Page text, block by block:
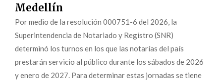
Medellín
Por medio de la resolución 000751-6 del 2026, la
Superintendencia de Notariado y Registro (SNR)
determinó los turnos en los que las notarías del país
prestarán servicio al público durante los sábados de 2026
y enero de 2027. Para determinar estas jornadas se tiene